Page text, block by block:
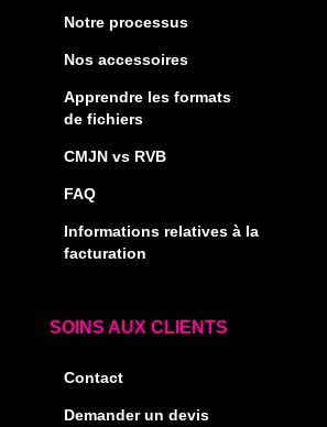
Notre processus
Nos accessoires
Apprendre les formats
de fichiers
CMJN vs RVB
FAQ
Informations relatives à la
facturation
SOINS AUX CLIENTS
Contact
Demander un devis